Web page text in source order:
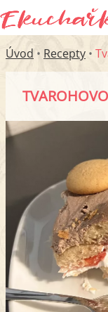
Úvod • Recepty •